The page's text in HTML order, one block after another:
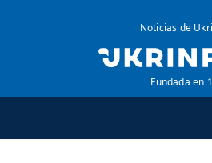
Noticias de
Fundada en